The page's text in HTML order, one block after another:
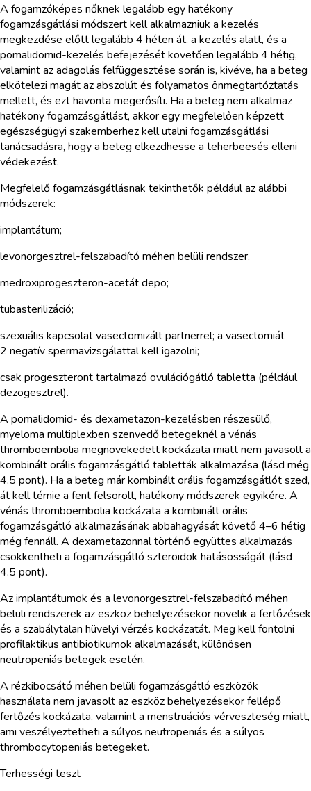
A fogamzóképes nőknek legalább egy hatékony
fogamzásgátlási módszert kell alkalmazniuk a kezelés
megkezdése előtt legalább 4 héten át, a kezelés alatt, és a
pomalidomid-kezelés befejezését követően legalább 4 hétig,
valamint az adagolás felfüggesztése során is, kivéve, ha a beteg
elkötelezi magát az abszolút és folyamatos önmegtartóztatás
mellett, és ezt havonta megerősíti. Ha a beteg nem alkalmaz
hatékony fogamzásgátlást, akkor egy megfelelően képzett
egészségügyi szakemberhez kell utalni fogamzásgátlási
tanácsadásra, hogy a beteg elkezdhesse a teherbeesés elleni
védekezést.
Megfelelő fogamzásgátlásnak tekinthetők például az alábbi
módszerek:
implantátum;
levonorgesztrel-felszabadító méhen belüli rendszer,
medroxiprogeszteron-acetát depo;
tubasterilizáció;
szexuális kapcsolat vasectomizált partnerrel; a vasectomiát
2 negatív spermavizsgálattal kell igazolni;
csak progeszteront tartalmazó ovulációgátló tabletta (például
dezogesztrel).
A pomalidomid- és dexametazon-kezelésben részesülő,
myeloma multiplexben szenvedő betegeknél a vénás
thromboembolia megnövekedett kockázata miatt nem javasolt a
kombinált orális fogamzásgátló tabletták alkalmazása (lásd még
4.5 pont). Ha a beteg már kombinált orális fogamzásgátlót szed,
át kell térnie a fent felsorolt, hatékony módszerek egyikére. A
vénás thromboembolia kockázata a kombinált orális
fogamzásgátló alkalmazásának abbahagyását követő 4–6 hétig
még fennáll. A dexametazonnal történő együttes alkalmazás
csökkentheti a fogamzásgátló szteroidok hatásosságát (lásd
4.5 pont).
Az implantátumok és a levonorgesztrel-felszabadító méhen
belüli rendszerek az eszköz behelyezésekor növelik a fertőzések
és a szabálytalan hüvelyi vérzés kockázatát. Meg kell fontolni
profilaktikus antibiotikumok alkalmazását, különösen
neutropeniás betegek esetén.
A rézkibocsátó méhen belüli fogamzásgátló eszközök
használata nem javasolt az eszköz behelyezésekor fellépő
fertőzés kockázata, valamint a menstruációs vérveszteség miatt,
ami veszélyeztetheti a súlyos neutropeniás és a súlyos
thrombocytopeniás betegeket.
Terhességi teszt